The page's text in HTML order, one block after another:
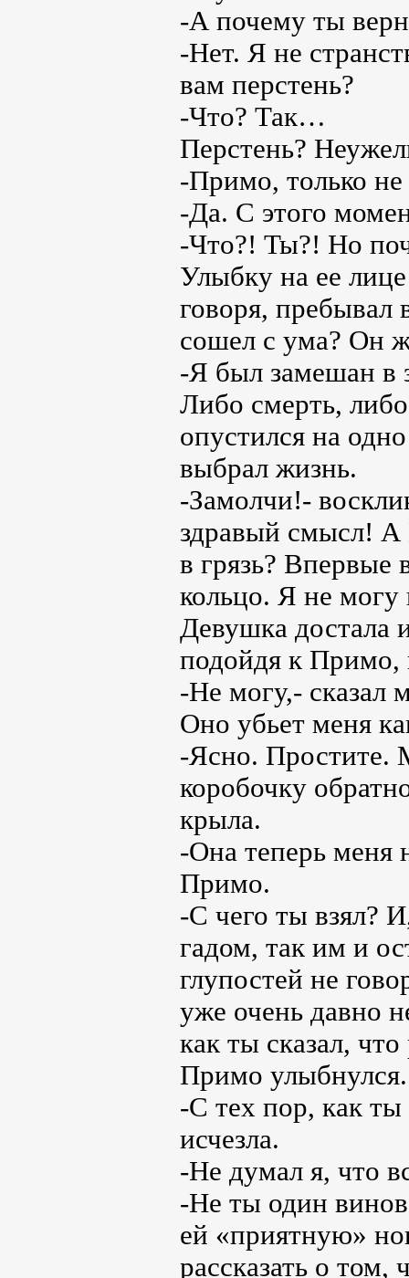
-А почему ты
-Нет. Я не
вам перстень?
-Что? Так…
Перстень?
-Примо, только
-Да. С этого
-Что?! Ты?! Но
Улыбку на ее
говоря,
сошел с ума? Он
-Я был замешан в
Либо смерть,
опустился на
выбрал жизнь.
-Замолчи!-
здравый смысл! А
в грязь? Впервые
кольцо. Я не могу
Девушка достала
подойдя к Примо,
-Не могу,- сказал
Оно убьет меня
-Ясно. Простите.
коробочку
крыла.
-Она теперь меня
Примо.
-С чего ты взял?
гадом, так им и
глупостей не
уже очень давно
как ты сказал,
Примо улыбнулся.
-С тех пор, как ты
исчезла.
-Не думал я, что
-Не ты один
ей «приятную»
рассказать о том,